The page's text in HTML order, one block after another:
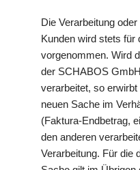
Die Verarbeitung
Kunden wird stets
vorgenommen. Wird
der SCHABOS
verarbeitet, so
neuen Sache im
(Faktura-Endbetrag,
den anderen
Verarbeitung. Für die